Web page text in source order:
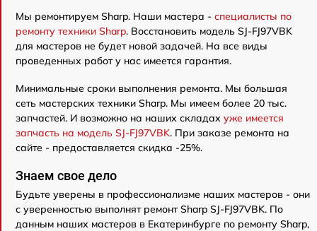
Мы ремонтируем Sharp. Наши мастера - специалисты по
ремонту техники Sharp. Восстановить модель SJ-FJ97VBK
для мастеров не будет новой задачей. На все виды
проведенных работ у нас имеется гарантия.
Минимальные сроки выполнения ремонта. Мы большая
сеть мастерских техники Sharp. Мы имеем более 20 тыс.
запчастей. И возможно на наших складах уже имеется
запчасть на модель SJ-FJ97VBK. При заказе ремонта на
сайте - предоставляется скидка -25%.
Знаем свое дело
Будьте уверены в профессионализме наших мастеров - они
с уверенностью выполнят ремонт Sharp SJ-FJ97VBK. По
данным наших мастеров в Екатеринбурге по ремонту Sharp,